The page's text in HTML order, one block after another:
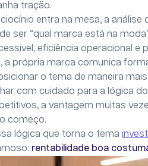
tração.
entra na mesa, a análise
ser “qual marca está na
eficiência operacional e
a própria marca comunica
o tema de maneira
com cuidado para a lógica
a vantagem muitas
começo.
lógica que torna o tema
rentabilidade boa